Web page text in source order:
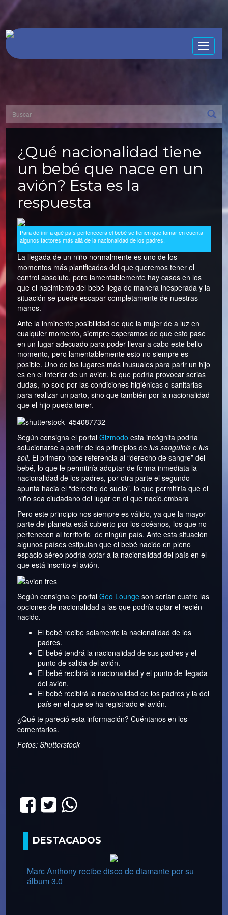
Toggle
¿Qué nacionalidad tiene
un bebé que nace en un
avión? Esta es la
respuesta
Para definir a qué país pertenecerá el bebé se tienen que tomar en cuenta
algunos factores más allá de la nacionalidad de los padres.
La llegada de un niño normalmente es uno de los
momentos más planificados del que queremos tener el
control absoluto, pero lamentablemente hay casos en los
que el nacimiento del bebé llega de manera inesperada y la
situación se puede escapar completamente de nuestras
manos.
Ante la inminente posibilidad de que la mujer de a luz en
cualquier momento, siempre esperamos de que esto pase
en un lugar adecuado para poder llevar a cabo este bello
momento, pero lamentablemente esto no siempre es
posible. Uno de los lugares más inusuales para parir un hijo
es en el interior de un avión, lo que podría provocar serias
dudas, no solo por las condiciones higiénicas o sanitarias
para realizar un parto, sino que también por la nacionalidad
que el hijo pueda tener.
Según consigna el portalGizmodo esta incógnita podría
solucionarse a partir de los principios deius sanguinis e ius
soli. El primero hace referencia al “derecho de sangre” del
bebé, lo que le permitiría adoptar de forma inmediata la
nacionalidad de los padres, por otra parte el segundo
apunta hacia el “derecho de suelo”, lo que permitiría que el
niño sea ciudadano del lugar en el que nació.embara
Pero este principio nos siempre es válido, ya que la mayor
parte del planeta está cubierto por los océanos, los que no
pertenecen al territorio de ningún país. Ante esta situación
algunos países estipulan que el bebé nacido en pleno
espacio aéreo podría optar a la nacionalidad del país en el
que está inscrito el avión.
Según consigna el portalGeo Lounge son serían cuatro las
opciones de nacionalidad a las que podría optar el recién
nacido.
El bebé recibe solamente la nacionalidad de los
padres.
El bebé tendrá la nacionalidad de sus padres y el
punto de salida del avión.
El bebé recibirá la nacionalidad y el punto de llegada
del avión.
El bebé recibirá la nacionalidad de los padres y la del
país en el que se ha registrado el avión.
¿Qué te pareció esta información? Cuéntanos en los
comentarios.
Fotos: Shutterstock
DESTACADOS
Marc Anthony recibe disco de diamante por su
álbum 3.0